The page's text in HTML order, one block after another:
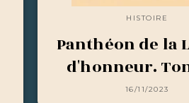
HISTOIRE
Panthéon de la
d'honneur.
16/11/2023